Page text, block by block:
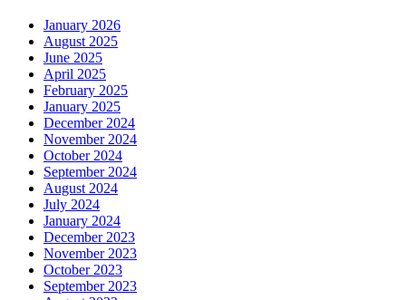
January 2026
August 2025
June 2025
April 2025
February 2025
January 2025
December 2024
November 2024
October 2024
September 2024
August 2024
July 2024
January 2024
December 2023
November 2023
October 2023
September 2023